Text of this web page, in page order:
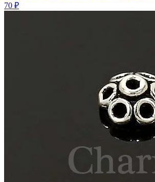
70 ₽